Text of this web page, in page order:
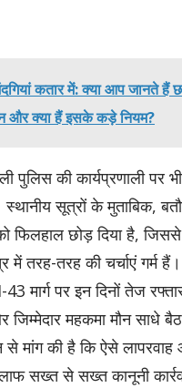
कतार में: क्या आप जानते हैं
और क्या हैं इसके कड़े नियम?
पुलिस की कार्यप्रणाली पर
सूत्रों के मुताबिक,
फिलहाल छोड़ दिया है,
में तरह-तरह की चर्चाएं गर्म
मार्ग पर इन दिनों तेज
महकमा मौन साधे
से मांग की है कि ऐसे
सख्त से सख्त कानूनी